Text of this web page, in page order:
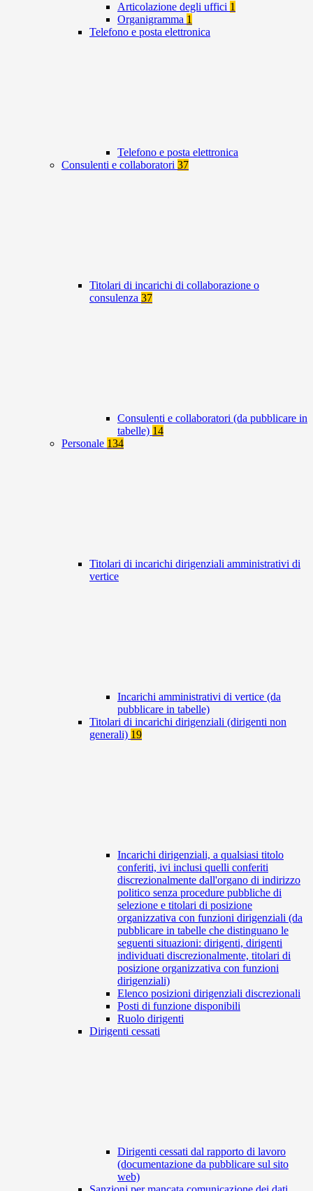
Articolazione degli uffici 1
Organigramma 1
Telefono e posta elettronica
Telefono e posta elettronica
Consulenti e collaboratori 37
Titolari di incarichi di collaborazione o
consulenza 37
Consulenti e collaboratori (da pubblicare in
tabelle) 14
Personale 134
Titolari di incarichi dirigenziali amministrativi di
vertice
Incarichi amministrativi di vertice (da
pubblicare in tabelle)
Titolari di incarichi dirigenziali (dirigenti non
generali) 19
Incarichi dirigenziali, a qualsiasi titolo
conferiti, ivi inclusi quelli conferiti
discrezionalmente dall'organo di indirizzo
politico senza procedure pubbliche di
selezione e titolari di posizione
organizzativa con funzioni dirigenziali (da
pubblicare in tabelle che distinguano le
seguenti situazioni: dirigenti, dirigenti
individuati discrezionalmente, titolari di
posizione organizzativa con funzioni
dirigenziali)
Elenco posizioni dirigenziali discrezionali
Posti di funzione disponibili
Ruolo dirigenti
Dirigenti cessati
Dirigenti cessati dal rapporto di lavoro
(documentazione da pubblicare sul sito
web)